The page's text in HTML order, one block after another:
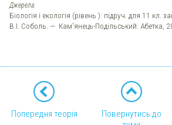
Джерела:
Біологія і екологія (рівень ): підруч. для 11 кл.
В.І. Соболь. — Кам'янець-Подільський: Абетка,
Попередня теорія
Повернутись до